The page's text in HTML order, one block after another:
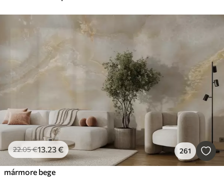
22.05€13.23€ 261
mármore bege